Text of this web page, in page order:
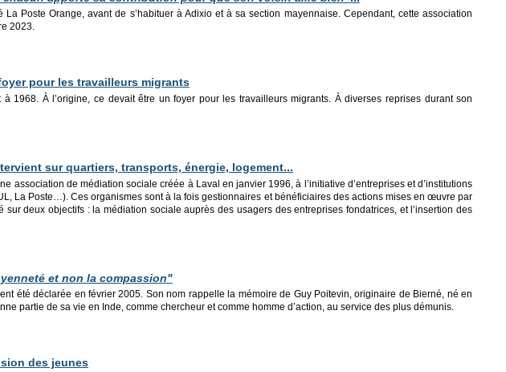
Poste Orange, avant de s’habituer à Adixio et à sa section mayennaise. Cependant, cette association
2023.
pour les travailleurs migrants
1968. À l’origine, ce devait être un foyer pour les travailleurs migrants. À diverses reprises durant son
sur quartiers, transports, énergie, logement...
association de médiation sociale créée à Laval en janvier 1996, à l’initiative d’entreprises et d’institutions
La Poste…). Ces organismes sont à la fois gestionnaires et bénéficiaires des actions mises en œuvre par
deux objectifs : la médiation sociale auprès des usagers des entreprises fondatrices, et l’insertion des
et non la compassion"
été déclarée en février 2005. Son nom rappelle la mémoire de Guy Poitevin, originaire de Bierné, né en
partie de sa vie en Inde, comme chercheur et comme homme d’action, au service des plus démunis.
des jeunes